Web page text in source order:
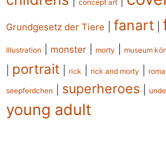
concept art
Grundgesetz der Tiere fanart
Illustration monster morty museum
portrait rick rick and morty
seepferdchen superheroes
young adult